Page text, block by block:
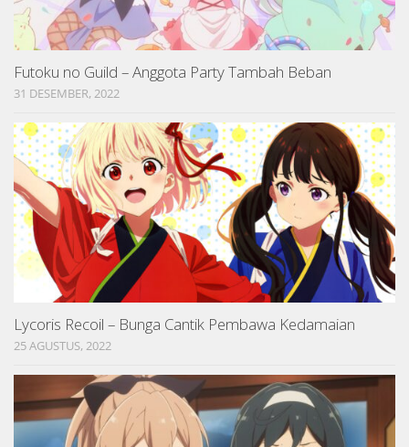
Futoku no Guild – Anggota Party Tambah Beban
31 DESEMBER, 2022
Lycoris Recoil – Bunga Cantik Pembawa Kedamaian
25 AGUSTUS, 2022